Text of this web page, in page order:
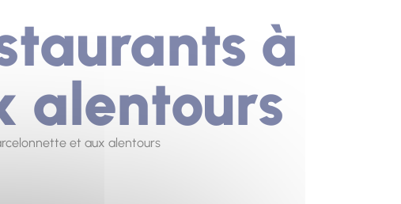
à
alentours
et aux alentours